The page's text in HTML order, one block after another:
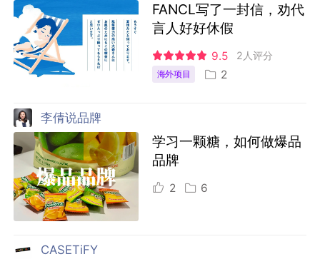
FANCL写了一封信，劝代
言人好好休假
9.5 2人评分
海外项目 2
李倩说品牌
学习一颗糖，如何做爆品
品牌
2 6
CASETiFY